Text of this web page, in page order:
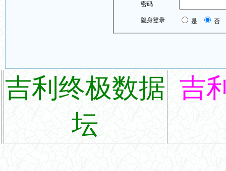
密码
隐身登录 是 否
吉利终极数据
坛
吉